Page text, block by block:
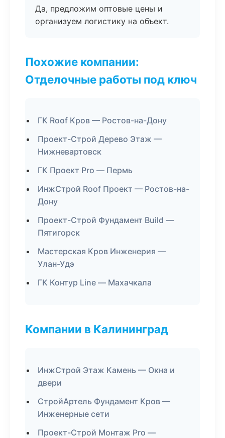
Да, предложим оптовые цены и
организуем логистику на объект.
Похожие компании:
Отделочные работы под ключ
ГК Roof Кров — Ростов-на-Дону
Проект-Строй Дерево Этаж —
Нижневартовск
ГК Проект Pro — Пермь
ИнжСтрой Roof Проект — Ростов-на-
Дону
Проект-Строй Фундамент Build —
Пятигорск
Мастерская Кров Инженерия —
Улан-Удэ
ГК Контур Line — Махачкала
Компании в Калининград
ИнжСтрой Этаж Камень — Окна и
двери
СтройАртель Фундамент Кров —
Инженерные сети
Проект-Строй Монтаж Pro —